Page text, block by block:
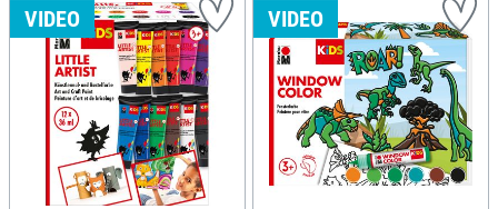
VIDEO VIDEO